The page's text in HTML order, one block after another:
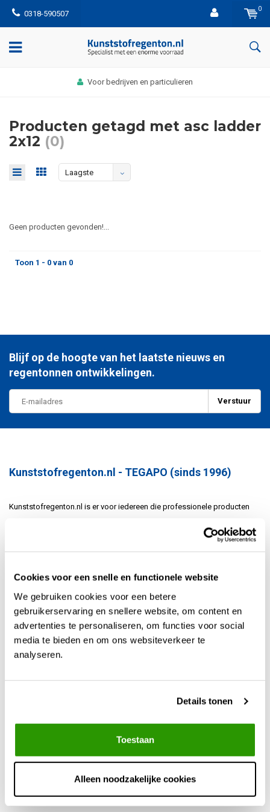
Cookies voor een snelle en functionele website
We gebruiken cookies voor een betere
gebruikerservaring en snellere website, om content en
advertenties te personaliseren, om functies voor social
media te bieden en om ons websiteverkeer te
analyseren.
Details tonen
Toestaan
Alleen noodzakelijke cookies
0318-590507
0
Voor bedrijven en particulieren
Producten getagd met asc ladder
2x12 (0)
Laagste
Geen producten gevonden!...
Toon 1 - 0 van 0
Blijf op de hoogte van het laatste nieuws en
regentonnen ontwikkelingen.
Verstuur
Kunststofregenton.nl - TEGAPO (sinds 1996)
Kunststofregenton.nl is er voor iedereen die professionele producten
zoekt – van bedrijven tot vakmensen en serieuze doe-het-zelvers.
Bestellen doe je eenvoudig via de webshop, met snelle en betrouwbare
Klantenservice
Apeldoornseweg 93 (geen winkel)
6731 SB Otterlo